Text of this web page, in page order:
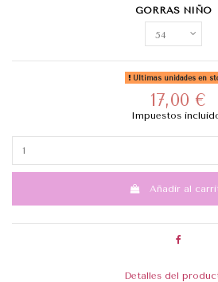
GORRAS NIÑO
Últimas unidades en
17,00 €
Impuestos
Añadir al
Detalles del